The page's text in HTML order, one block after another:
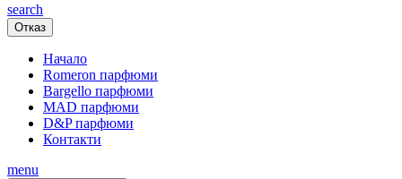
search
Отказ
Начало
Romeron парфюми
Bargello парфюми
MAD парфюми
D&P парфюми
Контакти
menu